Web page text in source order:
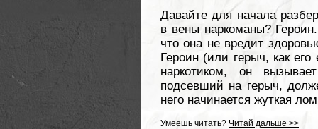
Давайте для начала
в вены наркоманы?
что она не вредит
Героин (или герыч, как
наркотиком, он
подсевший на герыч,
него начинается жуткая
Умеешь читать? Читай дальше >>